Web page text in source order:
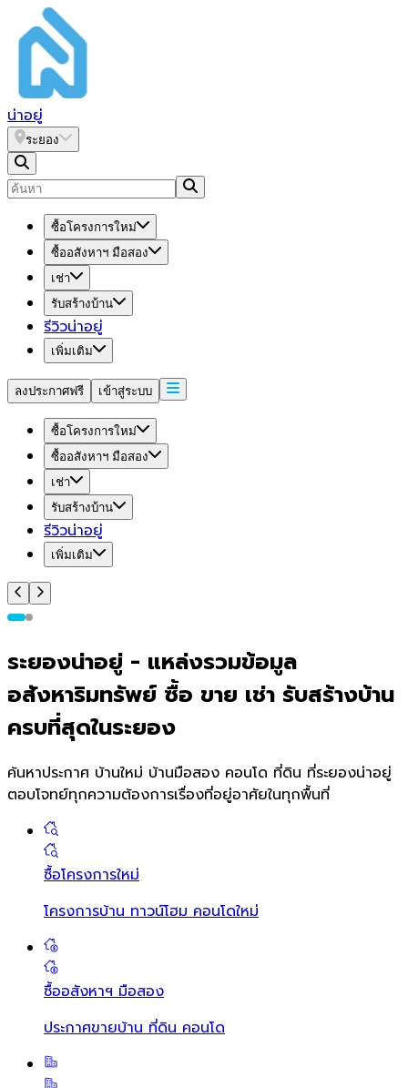
น่าอยู่
ระยอง
ซื้อโครงการใหม่
ซื้ออสังหาฯ มือสอง
เช่า
รับสร้างบ้าน
รีวิวน่าอยู่
เพิ่มเติม
ลงประกาศฟรี เข้าสู่ระบบ
ซื้อโครงการใหม่
ซื้ออสังหาฯ มือสอง
เช่า
รับสร้างบ้าน
รีวิวน่าอยู่
เพิ่มเติม
ระยองน่าอยู่ - แหล่งรวมข้อมูล
อสังหาริมทรัพย์ ซื้อ ขาย เช่า รับสร้างบ้าน
ครบที่สุดในระยอง
ค้นหาประกาศ บ้านใหม่ บ้านมือสอง คอนโด ที่ดิน ที่ระยองน่าอยู่
ตอบโจทย์ทุกความต้องการเรื่องที่อยู่อาศัยในทุกพื้นที่
ซื้อโครงการใหม่
โครงการบ้าน ทาวน์โฮม คอนโดใหม่
ซื้ออสังหาฯ มือสอง
ประกาศขายบ้าน ที่ดิน คอนโด